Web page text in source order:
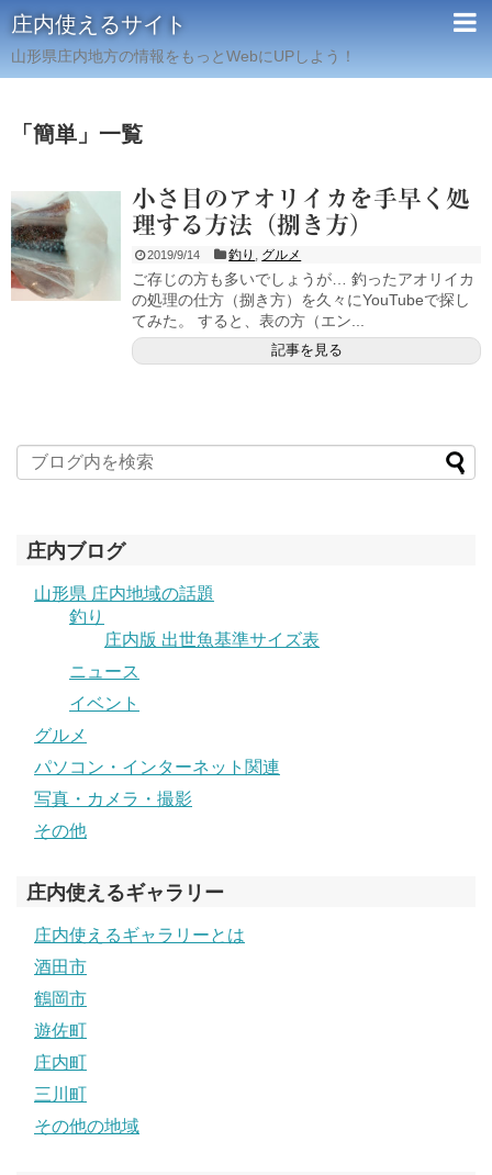
庄内使えるサイト
山形県庄内地方の情報をもっとWebにUPしよう！
「 簡単 」 一覧
小さ目のアオリイカを手早く処
理する方法（捌き方）
2019/9/14 釣り グルメ
ご存じの方も多いでしょうが… 釣ったアオリイカ
の処理の仕方（捌き方）を久々にYouTubeで探し
てみた。 すると、表の方（エン...
記事を見る
庄内ブログ
山形県 庄内地域の話題
釣り
庄内版 出世魚基準サイズ表
ニュース
イベント
グルメ
パソコン・インターネット関連
写真・カメラ・撮影
その他
庄内使えるギャラリー
庄内使えるギャラリーとは
酒田市
鶴岡市
遊佐町
庄内町
三川町
その他の地域